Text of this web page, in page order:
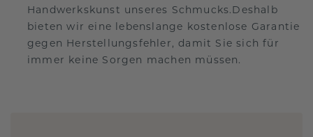
Handwerkskunst unseres Schmucks.Deshalb
bieten wir eine lebenslange kostenlose Garantie
gegen Herstellungsfehler, damit Sie sich für
immer keine Sorgen machen müssen.